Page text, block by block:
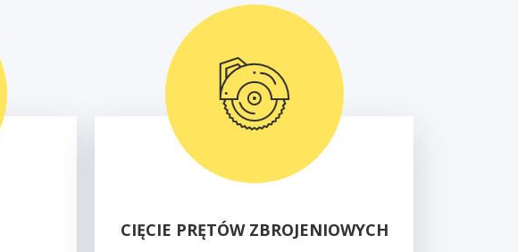
CIĘCIE PRĘTÓW ZBROJENIOWYCH